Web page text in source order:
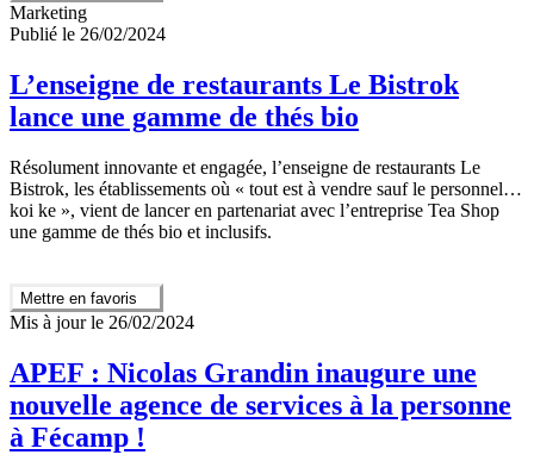
Marketing
Publié le 26/02/2024
L’enseigne de restaurants Le Bistrok
lance une gamme de thés bio
Résolument innovante et engagée, l’enseigne de restaurants Le
Bistrok, les établissements où « tout est à vendre sauf le personnel…
koi ke », vient de lancer en partenariat avec l’entreprise Tea Shop
une gamme de thés bio et inclusifs.
Mettre en favoris
Mis à jour le 26/02/2024
APEF : Nicolas Grandin inaugure une
nouvelle agence de services à la personne
à Fécamp !